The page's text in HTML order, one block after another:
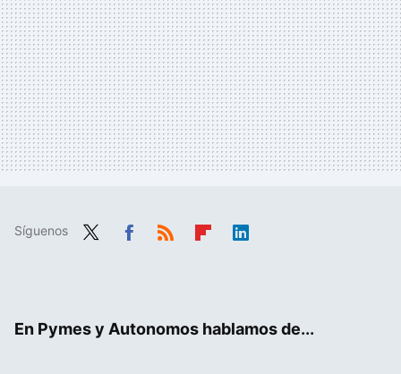
Síguenos
En Pymes y Autonomos hablamos de...